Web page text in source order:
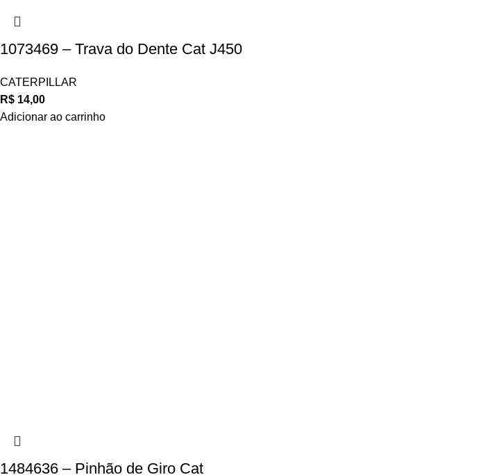
1073469 – Trava do Dente Cat J450
CATERPILLAR
R$ 14,00
Adicionar ao carrinho
1484636 – Pinhão de Giro Cat